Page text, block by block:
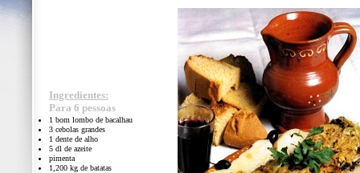
Ingredientes:
Para 6 pessoas
1 bom lombo de bacalhau
3 cebolas grandes
1 dente de alho
5 dl de azeite
pimenta
1,200 kg de batatas